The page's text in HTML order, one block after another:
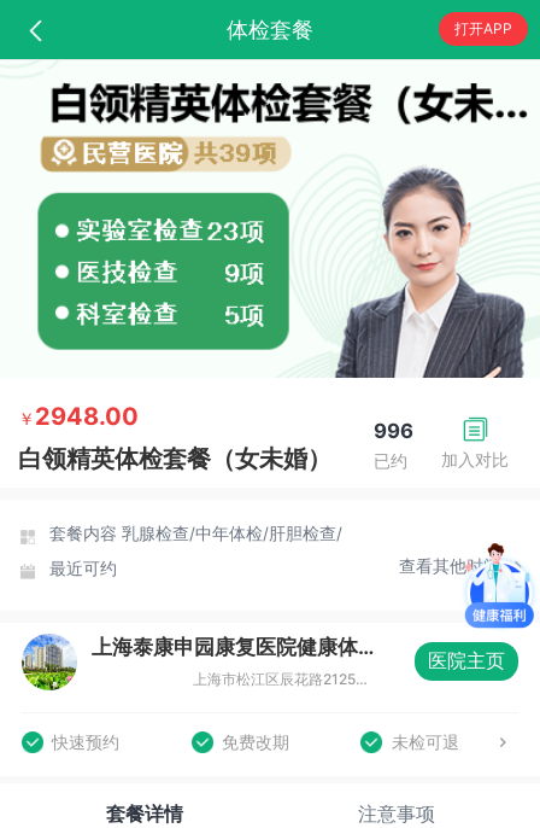
体检套餐 打开APP
加入对比
996
已约
￥ 2948.00
白领精英体检套餐（女未婚）
套餐内容 乳腺检查/中年体检/肝胆检查/
最近可约
查看其他时间
上海泰康申园康复医院健康体检中心
上海市松江区辰花路2125弄125号（上海泰康申园康复医院7楼健康管理中心）
医院主页
快速预约 免费改期 未检可退
套餐详情 注意事项